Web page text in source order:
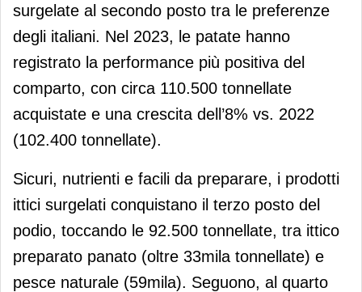
surgelate al secondo posto tra le preferenze
degli italiani. Nel 2023, le patate hanno
registrato la performance più positiva del
comparto, con circa 110.500 tonnellate
acquistate e una crescita dell’8% vs. 2022
(102.400 tonnellate).
Sicuri, nutrienti e facili da preparare, i prodotti
ittici surgelati conquistano il terzo posto del
podio, toccando le 92.500 tonnellate, tra ittico
preparato panato (oltre 33mila tonnellate) e
pesce naturale (59mila). Seguono, al quarto